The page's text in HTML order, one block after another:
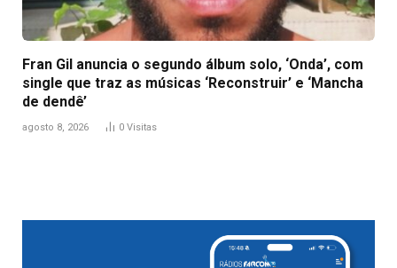
Fran Gil anuncia o segundo álbum solo, ‘Onda’, com
single que traz as músicas ‘Reconstruir’ e ‘Mancha
de dendê’
agosto 8, 2026 0 Visitas